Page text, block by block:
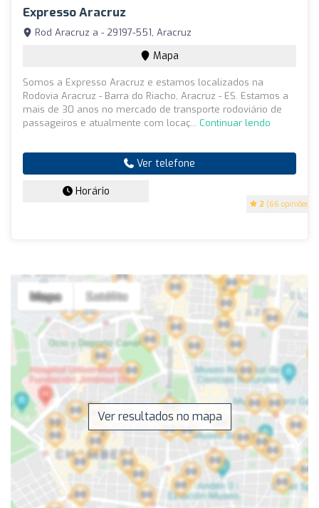
Expresso Aracruz
2 (66 opiniões)
Rod Aracruz a - 29197-551, Aracruz
Mapa
Somos a Expresso Aracruz e estamos localizados na
Rodovia Aracruz - Barra do Riacho, Aracruz - ES. Estamos a
mais de 30 anos no mercado de transporte rodoviário de
passageiros e atualmente com locaç... Continuar lendo
Ver telefone
Horário
Ver resultados no mapa